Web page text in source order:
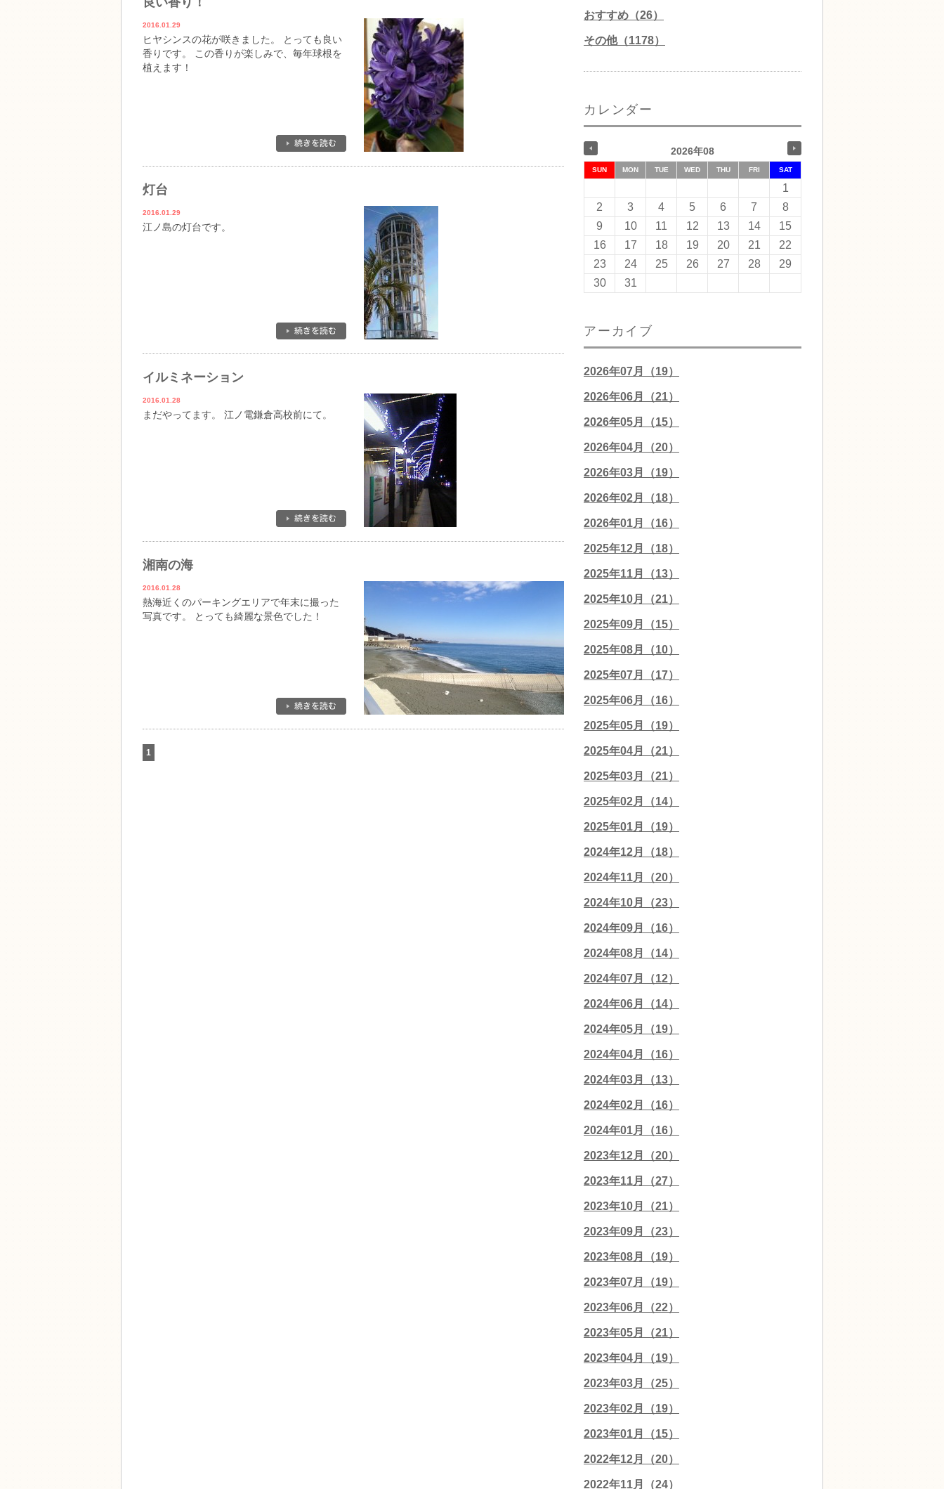
2016.01.29
ヒヤシンスの花が咲きました。 とっても良い
香りです。 この香りが楽しみで、毎年球根を
植えます！
灯台
2016.01.29
江ノ島の灯台です。
イルミネーション
2016.01.28
まだやってます。 江ノ電鎌倉高校前にて。
湘南の海
2016.01.28
熱海近くのパーキングエリアで年末に撮った
写真です。 とっても綺麗な景色でした！
1
おすすめ（26）
その他（1178）
カレンダー
2026年08
SUN MON TUE WED THU FRI SAT
1
2
3 4 5 6 7
8
9
10 11 12 13 14
15
16
17 18 19 20 21
22
23
24 25 26 27 28
29
30
31
アーカイブ
2026年07月（19）
2026年06月（21）
2026年05月（15）
2026年04月（20）
2026年03月（19）
2026年02月（18）
2026年01月（16）
2025年12月（18）
2025年11月（13）
2025年10月（21）
2025年09月（15）
2025年08月（10）
2025年07月（17）
2025年06月（16）
2025年05月（19）
2025年04月（21）
2025年03月（21）
2025年02月（14）
2025年01月（19）
2024年12月（18）
2024年11月（20）
2024年10月（23）
2024年09月（16）
2024年08月（14）
2024年07月（12）
2024年06月（14）
2024年05月（19）
2024年04月（16）
2024年03月（13）
2024年02月（16）
2024年01月（16）
2023年12月（20）
2023年11月（27）
2023年10月（21）
2023年09月（23）
2023年08月（19）
2023年07月（19）
2023年06月（22）
2023年05月（21）
2023年04月（19）
2023年03月（25）
2023年02月（19）
2023年01月（15）
2022年12月（20）
2022年11月（24）